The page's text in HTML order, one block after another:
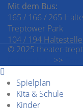
Mit dem Bus:
165 / 166 / 265
Treptower Park
104 / 194
© 2025 theater-
>>
Spielplan
Kita & Schule
Kinder